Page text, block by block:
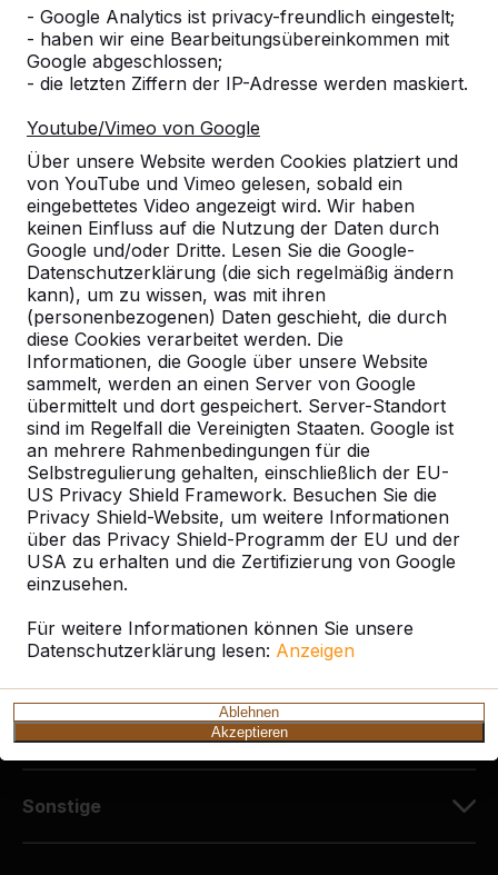
- Google Analytics ist privacy-freundlich eingestelt;
- haben wir eine Bearbeitungsübereinkommen mit
Google abgeschlossen;
- die letzten Ziffern der IP-Adresse werden maskiert.
Youtube/Vimeo von Google
Über unsere Website werden Cookies platziert und
von YouTube und Vimeo gelesen, sobald ein
eingebettetes Video angezeigt wird. Wir haben
keinen Einfluss auf die Nutzung der Daten durch
Google und/oder Dritte. Lesen Sie die Google-
Datenschutzerklärung (die sich regelmäßig ändern
kann), um zu wissen, was mit ihren
(personenbezogenen) Daten geschieht, die durch
diese Cookies verarbeitet werden. Die
Informationen, die Google über unsere Website
sammelt, werden an einen Server von Google
übermittelt und dort gespeichert. Server-Standort
sind im Regelfall die Vereinigten Staaten. Google ist
an mehrere Rahmenbedingungen für die
Selbstregulierung gehalten, einschließlich der EU-
US Privacy Shield Framework. Besuchen Sie die
Privacy Shield-Website, um weitere Informationen
über das Privacy Shield-Programm der EU und der
USA zu erhalten und die Zertifizierung von Google
einzusehen.
Für weitere Informationen können Sie unsere
Datenschutzerklärung lesen: Anzeigen
Ablehnen
Akzeptieren
Alles anzeigen
Ort oder Postleitzahl suchen
Kontakt
HeBlad Deutschland
Diekerstraße 97
42781 Haan
Deutschland
+49 212 934 77 25
info@HeBlad.de
Kundenservice
Sonstige